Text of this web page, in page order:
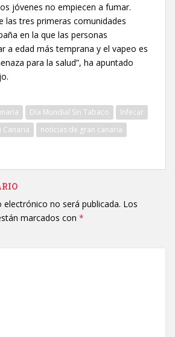
jóvenes no empiecen a fumar.
las tres primeras comunidades
en la que las personas
a edad más temprana y el vapeo es
para la salud”, ha apuntado
Día Mundial Sin Tabaco
Infecar
Canaria
noticias de gran canaria
no será publicada. Los
marcados con *